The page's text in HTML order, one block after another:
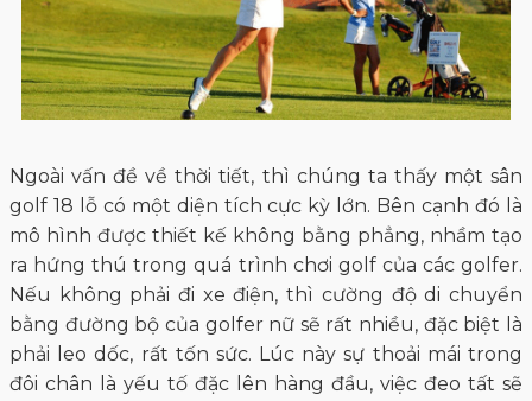
Ngoài vấn đề về thời tiết, thì chúng ta thấy một sân
golf 18 lỗ có một diện tích cực kỳ lớn. Bên cạnh đó là
mô hình được thiết kế không bằng phẳng, nhầm tạo
ra hứng thú trong quá trình chơi golf của các golfer.
Nếu không phải đi xe điện, thì cường độ di chuyển
bằng đường bộ của golfer nữ sẽ rất nhiều, đặc biệt là
phải leo dốc, rất tốn sức. Lúc này sự thoải mái trong
đôi chân là yếu tố đặc lên hàng đầu, việc đeo tất sẽ